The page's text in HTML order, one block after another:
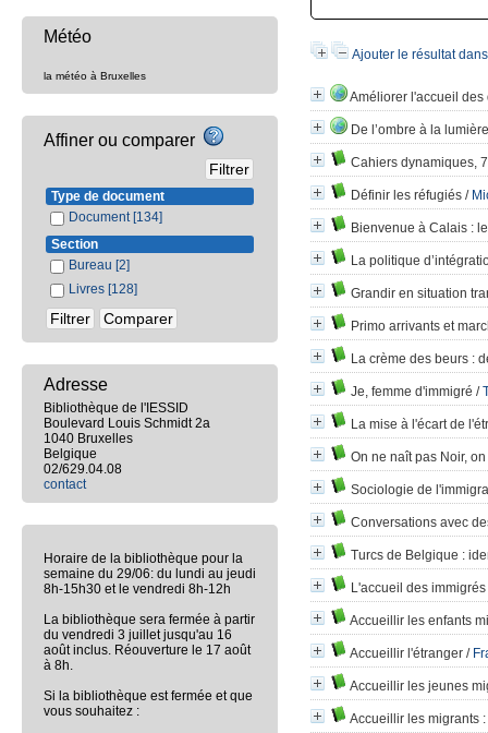
Ajouter le résultat
Améliorer l'accueil des
De l’ombre à la
Cahiers dynamiques,
Définir les réfugiés /
Bienvenue à Calais :
La politique
Grandir en situation
Primo arrivants et
La crème des beurs :
Je, femme d'immigré /
La mise à l'écart de
On ne naît pas Noir,
Sociologie de
Conversations avec
Turcs de Belgique :
L'accueil des
Accueillir les enfants
Accueillir l'étranger /
Accueillir les jeunes
Accueillir les migrants
Météo
la météo à Bruxelles
Affiner ou comparer
Type de document
Document [134]
Section
Bureau [2]
Livres [128]
Adresse
Bibliothèque de l'IESSID
Boulevard Louis Schmidt 2a
1040 Bruxelles
Belgique
02/629.04.08
contact
Horaire de la bibliothèque pour la
semaine du 29/06: du lundi au jeudi
8h-15h30 et le vendredi 8h-12h
La bibliothèque sera fermée à partir
du vendredi 3 juillet jusqu'au 16
août inclus. Réouverture le 17 août
à 8h.
Si la bibliothèque est fermée et que
vous souhaitez :